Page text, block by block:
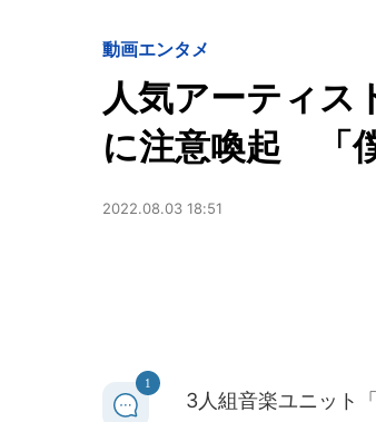
動画エンタメ
人気アーティス
に注意喚起 「
2022.08.03 18:51
1
3人組音楽ユニット